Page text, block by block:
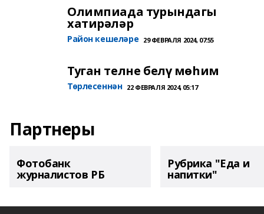
Олимпиада турындагы
хатирәләр
Район кешеләре 29 ФЕВРАЛЯ 2024, 07:55
Туган телне белү мөһим
Төрлесеннән 22 ФЕВРАЛЯ 2024, 05:17
Партнеры
Фотобанк
журналистов РБ
Рубрика "Еда и
напитки"